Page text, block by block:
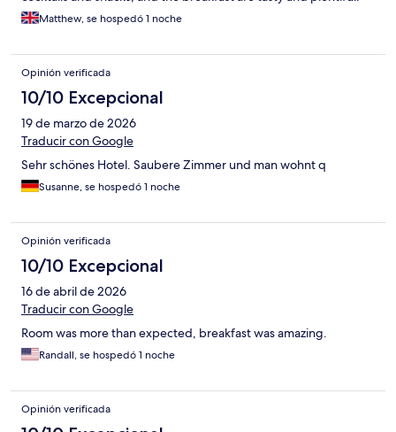
Matthew, se hospedó 1 noche
Opinión verificada
10/10 Excepcional
19 de marzo de 2026
Traducir con Google
Sehr schönes Hotel. Saubere Zimmer und man wohnt q
Susanne, se hospedó 1 noche
Opinión verificada
10/10 Excepcional
16 de abril de 2026
Traducir con Google
Room was more than expected, breakfast was amazing.
Randall, se hospedó 1 noche
Opinión verificada